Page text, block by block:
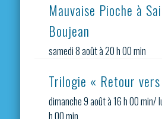
Mauvaise Pioche à
Boujean
samedi 8 août à 20 h 00 min
Trilogie « Retour
dimanche 9 août à 16 h 00 min/
h 00 min